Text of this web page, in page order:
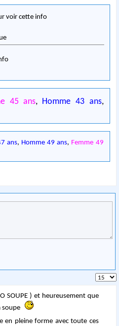
voir cette info
45 ans, Homme 43 ans,
ans, Homme 49 ans, Femme 49
SOUPE ) et heureusement que
soupe
en pleine forme avec toute ces